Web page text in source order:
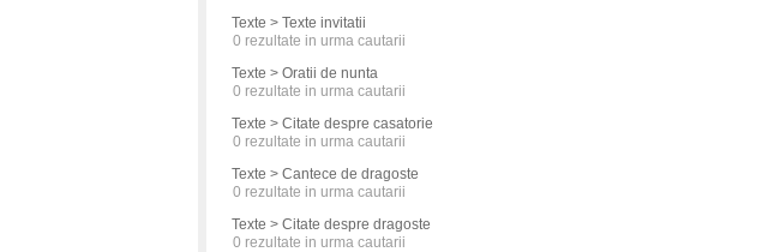
Texte > Texte invitatii
0 rezultate in urma cautarii
Texte > Oratii de nunta
0 rezultate in urma cautarii
Texte > Citate despre casatorie
0 rezultate in urma cautarii
Texte > Cantece de dragoste
0 rezultate in urma cautarii
Texte > Citate despre dragoste
0 rezultate in urma cautarii